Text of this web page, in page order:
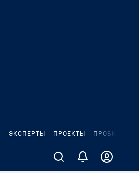
ЭКСПЕРТЫ ПРОЕКТЫ ПРОБКИ